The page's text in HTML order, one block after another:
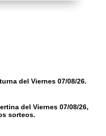
del Viernes 07/08/26.
del Viernes 07/08/26,
sorteos.